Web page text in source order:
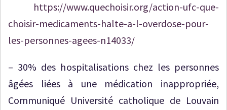
https://www.quechoisir.org/action-ufc-que-
choisir-medicaments-halte-a-l-overdose-pour-
les-personnes-agees-n14033/
– 30% des hospitalisations chez les personnes
âgées liées à une médication inappropriée,
Communiqué Université catholique de Louvain